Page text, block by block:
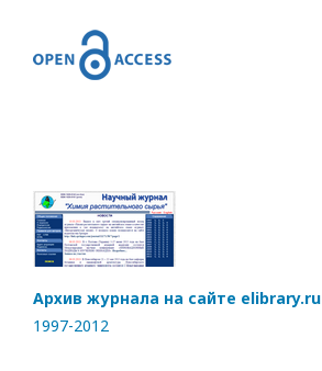
Архив журнала на сайте elibrary.ru
1997-2012